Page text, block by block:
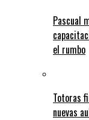
Pascual
el rumbo
Totoras
nuevas